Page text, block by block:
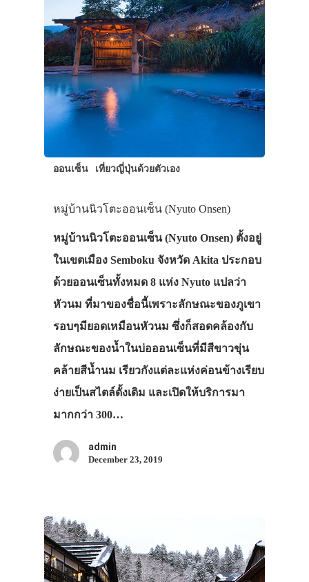
ออนเซ็น เที่ยวญี่ปุ่นด้วยตัวเอง
หมู่บ้านนิวโตะออนเซ็น (Nyuto Onsen)
หมู่บ้านนิวโตะออนเซ็น (Nyuto Onsen) ตั้งอยู่
ในเขตเมือง Semboku จังหวัด Akita ประกอบ
ด้วยออนเซ็นทั้งหมด 8 แห่ง Nyuto แปลว่า
หัวนม ที่มาของชื่อนี้เพราะลักษณะของภูเขา
รอบๆมียอดเหมือนหัวนม ซึ่งก็สอดคล้องกับ
ลักษณะของน้ำในบ่อออนเซ็นที่มีสีขาวขุ่น
คล้ายสีน้ำนม เรียวกังแต่ละแห่งค่อนข้างเรียบ
ง่ายเป็นสไตล์ดั้งเดิม และเปิดให้บริการมา
มากกว่า 300…
admin
December 23, 2019